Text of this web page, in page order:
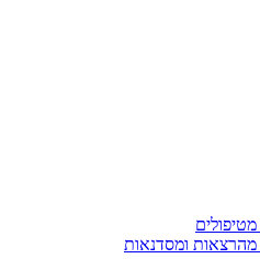
מהרצאות ומסדנאות